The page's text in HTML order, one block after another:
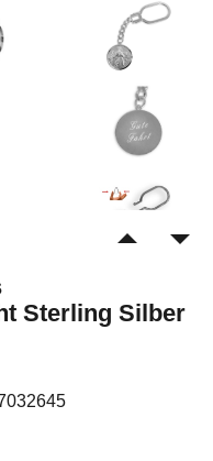
Sterling Silber